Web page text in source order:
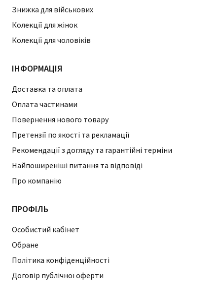
Знижка для військових
Колекції для жінок
Колекції для чоловіків
ІНФОРМАЦІЯ
Доставка та оплата
Оплата частинами
Повернення нового товару
Претензії по якості та рекламації
Рекомендації з догляду та гарантійні терміни
Найпоширеніші питання та відповіді
Про компанію
ПРОФІЛЬ
Особистий кабінет
Обране
Політика конфіденційності
Договір публічної оферти